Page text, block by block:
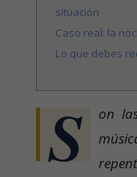
situación
Caso real: la
Lo que debes
S
on